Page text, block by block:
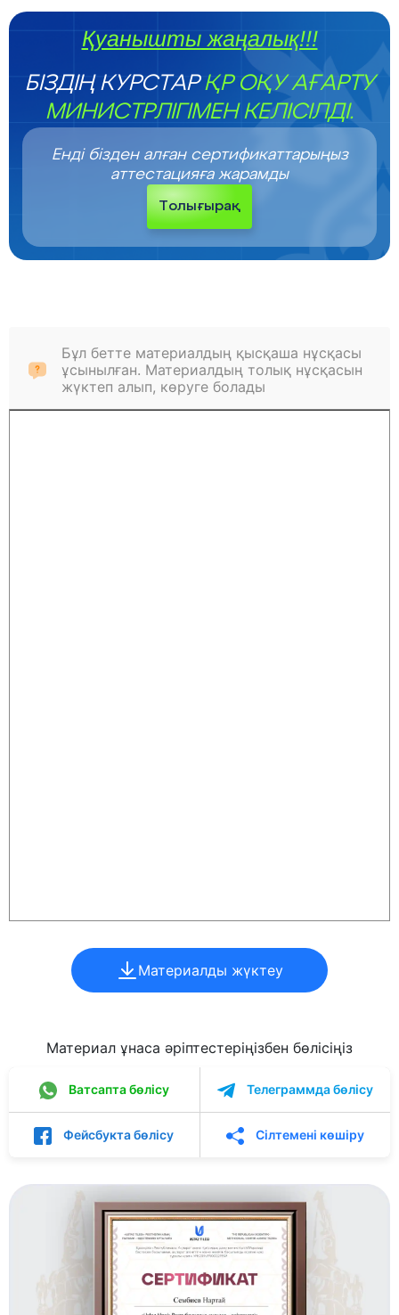
Қуанышты жаңалық!!!
БІЗДІҢ КУРСТАРҚР ОҚУ АҒАРТУ
МИНИСТРЛІГІМЕН КЕЛІСІЛДІ.
Енді бізден алған сертификаттарыңыз
аттестацияға жарамды
Толығырақ
Бұл бетте материалдың қысқаша нұсқасы
ұсынылған. Материалдың толық нұсқасын
жүктеп алып, көруге болады
Материалды жүктеу
Материал ұнаса әріптестеріңізбен бөлісіңіз
Ватсапта бөлісу Телеграммда бөлісу
Фейсбукта бөлісу Сілтемені көшіру